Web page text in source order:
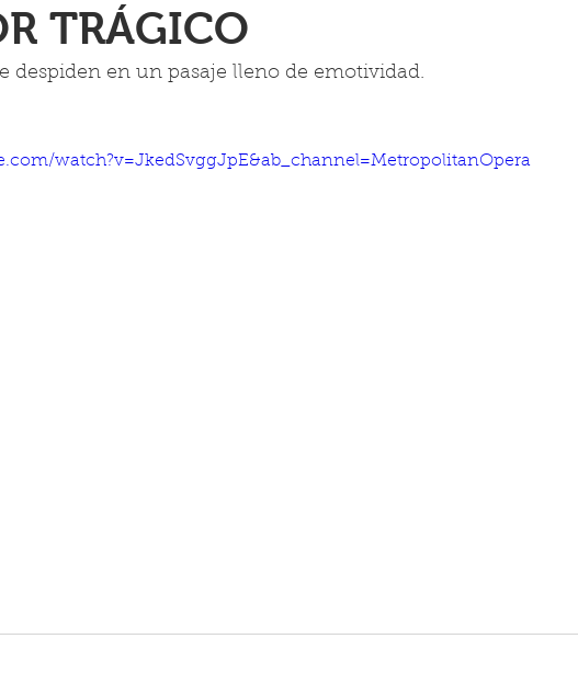
TRÁGICO
despiden en un pasaje lleno de emotividad.
watch?v=JkedSvggJpE&ab_channel=MetropolitanOpera